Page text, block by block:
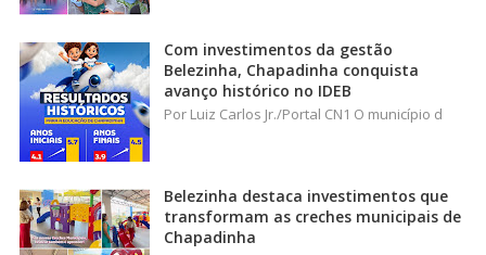
Com investimentos da gestão
Belezinha, Chapadinha conquista
avanço histórico no IDEB
Por Luiz Carlos Jr./Portal CN1 O município d
Belezinha destaca investimentos que
transformam as creches municipais de
Chapadinha